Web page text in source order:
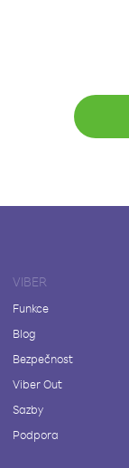
VIBER
Funkce
Blog
Bezpečnost
Viber Out
Sazby
Podpora